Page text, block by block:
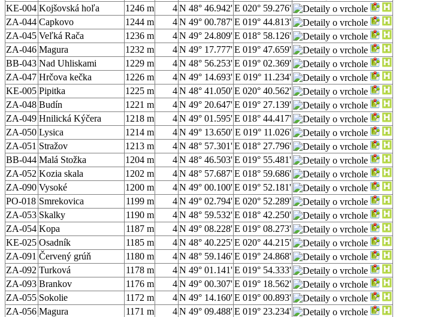
KE-004 Kojšovská hoľa 1246 m 4N 48° 46.942'E 020° 59.276'
ZA-044 Capkovo 1244 m 4N 49° 00.787'E 019° 44.813'
ZA-045 Veľká Rača 1236 m 4N 49° 24.809'E 018° 58.126'
ZA-046 Magura 1232 m 4N 49° 17.777'E 019° 47.659'
BB-043 Nad Uhliskami 1229 m 4N 48° 56.253'E 019° 02.369'
ZA-047 Hrčova kečka 1226 m 4N 49° 14.693' E 019° 11.234'
KE-005 Pipitka 1225 m 4N 48° 41.050'E 020° 40.562'
ZA-048 Budín 1221 m 4N 49° 20.647'E 019° 27.139'
ZA-049 Hnilická Kýčera 1218 m 4N 49° 01.595'E 018° 44.417'
ZA-050 Lysica 1214 m 4N 49° 13.650' E 019° 11.026'
ZA-051 Stražov 1213 m 4N 48° 57.301'E 018° 27.796'
BB-044 Malá Stožka 1204 m 4N 48° 46.503'E 019° 55.481'
ZA-052 Kozia skala 1202 m 4N 48° 57.687'E 018° 59.686'
ZA-090 Vysoké 1200 m 4N 49° 00.100'E 019° 52.181'
PO-018 Smrekovica 1199 m 4N 49° 02.794'E 020° 52.289'
ZA-053 Skalky 1190 m 4N 48° 59.532'E 018° 42.250'
ZA-054 Kopa 1187 m 4N 49° 08.228'E 019° 08.273'
KE-025 Osadník 1185 m 4N 48° 40.225'E 020° 44.215'
ZA-091 Červený grúň 1180 m 4N 48° 59.146'E 019° 24.868'
ZA-092 Turková 1178 m 4N 49° 01.141'E 019° 54.333'
ZA-093 Brankov 1176 m 4N 49° 00.307'E 019° 18.562'
ZA-055 Sokolie 1172 m 4N 49° 14.160'E 019° 00.893'
ZA-056 Magura 1171 m 4N 49° 09.488'E 019° 23.234'